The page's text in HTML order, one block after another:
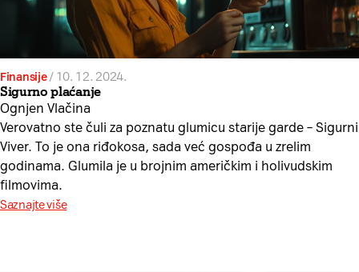
Finansije/ 10. 12. 2024.
Sigurno plaćanje
Ognjen Vlačina
Verovatno ste čuli za poznatu glumicu starije garde – Sigurni
Viver. To je ona riđokosa, sada već gospođa u zrelim
godinama. Glumila je u brojnim američkim i holivudskim
filmovima.
Saznajte više